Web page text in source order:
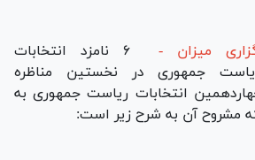
میزان -
۶ نامزد انتخابات
جمهوری در نخستین مناظره
انتخابات ریاست جمهوری به
مشروح آن به شرح زیر است: